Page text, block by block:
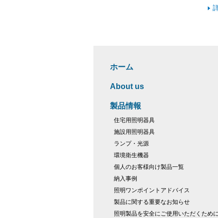
ホーム
About us
製品情報
住宅用照明器具
施設用照明器具
ランプ・光源
環境衛生機器
個人のお客様向け製品一覧
納入事例
照明ワンポイントアドバイス
製品に関する重要なお知らせ
照明製品を安全にご使用いただくため